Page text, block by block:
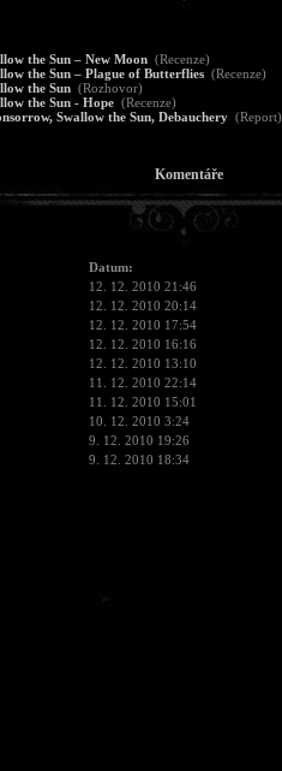
the Sun – New Moon (Recenze)
the Sun – Plague of Butterflies (Recenze)
the Sun (Rozhovor)
the Sun - Hope (Recenze)
Swallow the Sun, Debauchery (Report)
Komentáře
Datum:
12. 12. 2010 21:46
12. 12. 2010 20:14
12. 12. 2010 17:54
12. 12. 2010 16:16
12. 12. 2010 13:10
11. 12. 2010 22:14
11. 12. 2010 15:01
10. 12. 2010 3:24
9. 12. 2010 19:26
9. 12. 2010 18:34